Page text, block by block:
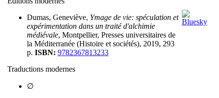
Dumas, Geneviève, Ymage de vie: spéculation et
expérimentation dans un traité d'alchimie
médiévale, Montpellier, Presses universitaires de
la Méditerranée (Histoire et sociétés), 2019, 293
p. ISBN: 9782367813233
Traductions modernes
∅